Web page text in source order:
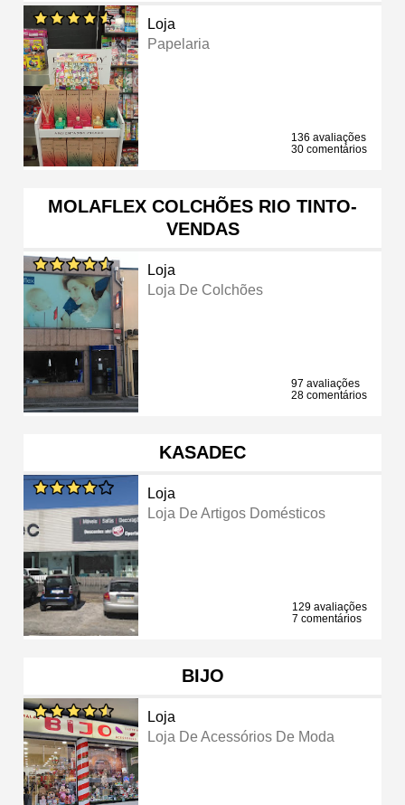
Loja
Papelaria
136 avaliações
30 comentários
MOLAFLEX COLCHÕES RIO TINTO-
VENDAS
Loja
Loja De Colchões
97 avaliações
28 comentários
KASADEC
Loja
Loja De Artigos Domésticos
129 avaliações
7 comentários
BIJO
Loja
Loja De Acessórios De Moda